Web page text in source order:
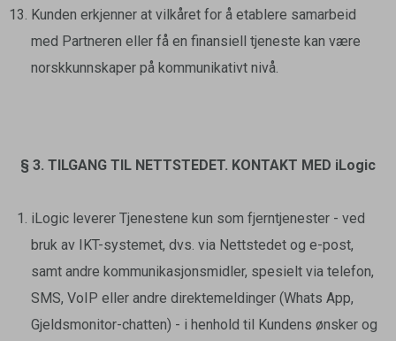
Kunden erkjenner at vilkåret for å etablere samarbeid
med Partneren eller få en finansiell tjeneste kan være
norskkunnskaper på kommunikativt nivå.
§ 3. TILGANG TIL NETTSTEDET. KONTAKT MED iLogic
iLogic leverer Tjenestene kun som fjerntjenester - ved
bruk av IKT-systemet, dvs. via Nettstedet og e-post,
samt andre kommunikasjonsmidler, spesielt via telefon,
SMS, VoIP eller andre direktemeldinger (Whats App,
Gjeldsmonitor-chatten) - i henhold til Kundens ønsker og